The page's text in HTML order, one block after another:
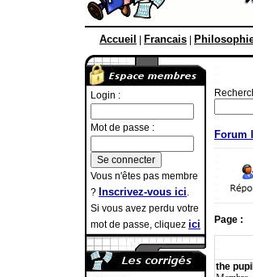
Accueil Francais
Login :
Mot de passe :
Vous n'êtes pas membre
? Inscrivez-vous ici.
Si vous avez perdu votre
mot de passe, cliquez ici
Forum
Page :
the